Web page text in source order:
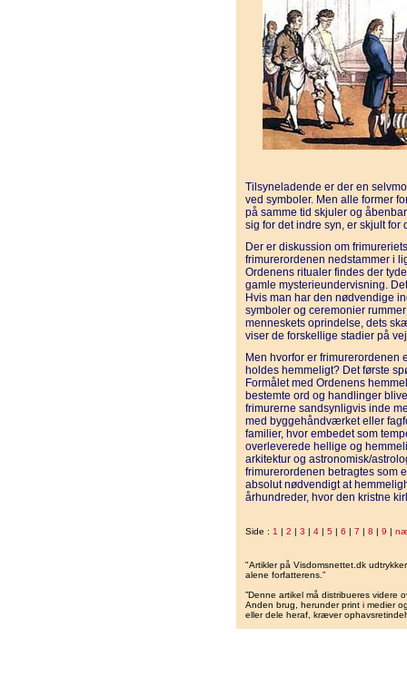
Tilsyneladende er der en
ved symboler. Men alle former
på samme tid skjuler og
sig for det indre syn, er skjult for
Der er diskussion om
frimurerordenen nedstammer i
Ordenens ritualer findes der
gamle mysterieundervisning.
Hvis man har den nødvendige
symboler og ceremonier
menneskets oprindelse, dets
viser de forskellige stadier på
Men hvorfor er frimurerordenen
holdes hemmeligt? Det første
Formålet med Ordenens
bestemte ord og handlinger
frimurerne sandsynligvis inde
med byggehåndværket eller
familier, hvor embedet som
overleverede hellige og
arkitektur og astronomisk/
frimurerordenen betragtes som
absolut nødvendigt at
århundreder, hvor den kristne
Side : 1 | 2 | 3 | 4 | 5 | 6 | 7 | 8 | 9 |
"Artikler på Visdomsnettet.dk
alene forfatterens.”
”Denne artikel må distribueres videre
Anden brug, herunder print i medier
eller dele heraf, kræver